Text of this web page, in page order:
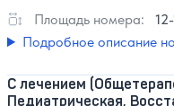
Площадь номера:
Подробное описание
С лечением
Педиатрическая,